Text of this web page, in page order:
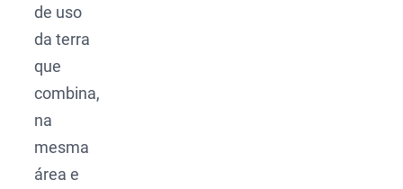
de uso
da terra
que
combina,
na
mesma
área e